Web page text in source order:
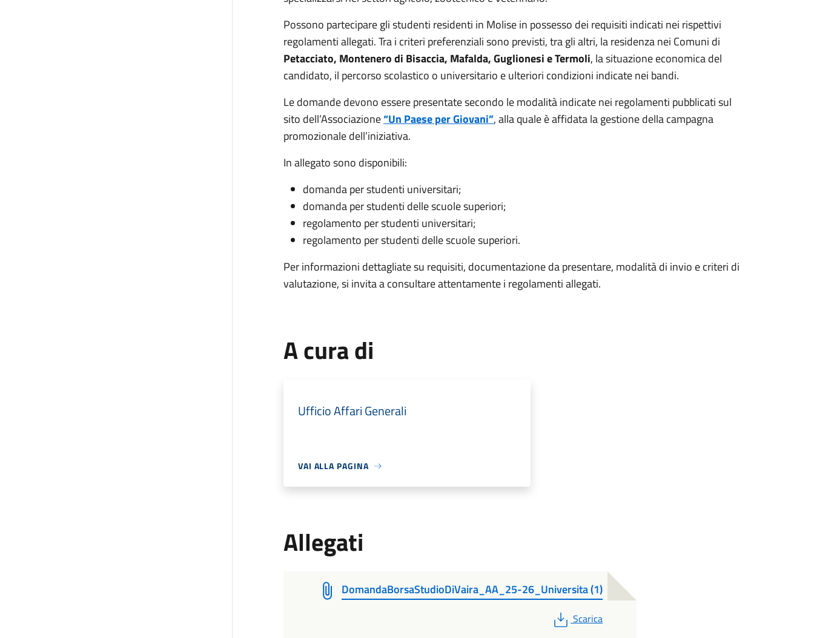
Possono partecipare gli studenti residenti in Molise in possesso dei requisiti indicati nei rispettivi
regolamenti allegati. Tra i criteri preferenziali sono previsti, tra gli altri, la residenza nei Comuni di
Petacciato, Montenero di Bisaccia, Mafalda, Guglionesi e Termoli, la situazione economica del
candidato, il percorso scolastico o universitario e ulteriori condizioni indicate nei bandi.
Le domande devono essere presentate secondo le modalità indicate nei regolamenti pubblicati sul
sito dell’Associazione“Un Paese per Giovani”, alla quale è affidata la gestione della campagna
promozionale dell’iniziativa.
In allegato sono disponibili:
domanda per studenti universitari;
domanda per studenti delle scuole superiori;
regolamento per studenti universitari;
regolamento per studenti delle scuole superiori.
Per informazioni dettagliate su requisiti, documentazione da presentare, modalità di invio e criteri di
valutazione, si invita a consultare attentamente i regolamenti allegati.
A cura di
Ufficio Affari Generali
VAI ALLA PAGINA
Allegati
DomandaBorsaStudioDiVaira_AA_25-26_Universita (1)
PDF
Scarica